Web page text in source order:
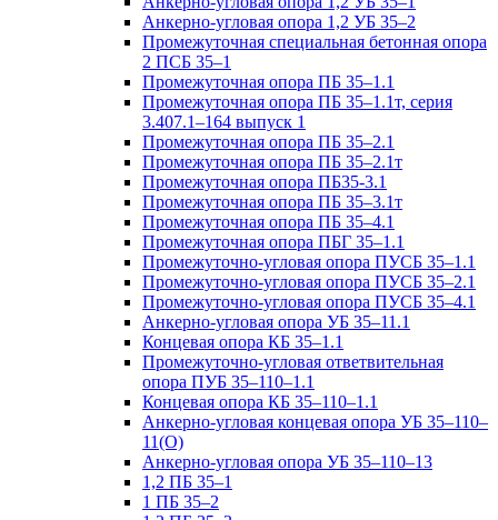
Анкерно-угловая опора 1,2 УБ 35–2
Промежуточная специальная бетонная опора
2 ПСБ 35–1
Промежуточная опора ПБ 35–1.1
Промежуточная опора ПБ 35–1.1т, серия
3.407.1–164 выпуск 1
Промежуточная опора ПБ 35–2.1
Промежуточная опора ПБ 35–2.1т
Промежуточная опора ПБ35-3.1
Промежуточная опора ПБ 35–3.1т
Промежуточная опора ПБ 35–4.1
Промежуточная опора ПБГ 35–1.1
Промежуточно-угловая опора ПУСБ 35–1.1
Промежуточно-угловая опора ПУСБ 35–2.1
Промежуточно-угловая опора ПУСБ 35–4.1
Анкерно-угловая опора УБ 35–11.1
Концевая опора КБ 35–1.1
Промежуточно-угловая ответвительная
опора ПУБ 35–110–1.1
Концевая опора КБ 35–110–1.1
Анкерно-угловая концевая опора УБ 35–110–
11(О)
Анкерно-угловая опора УБ 35–110–13
1,2 ПБ 35–1
1 ПБ 35–2